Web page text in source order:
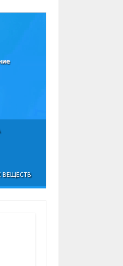
ВЕЩЕСТВ